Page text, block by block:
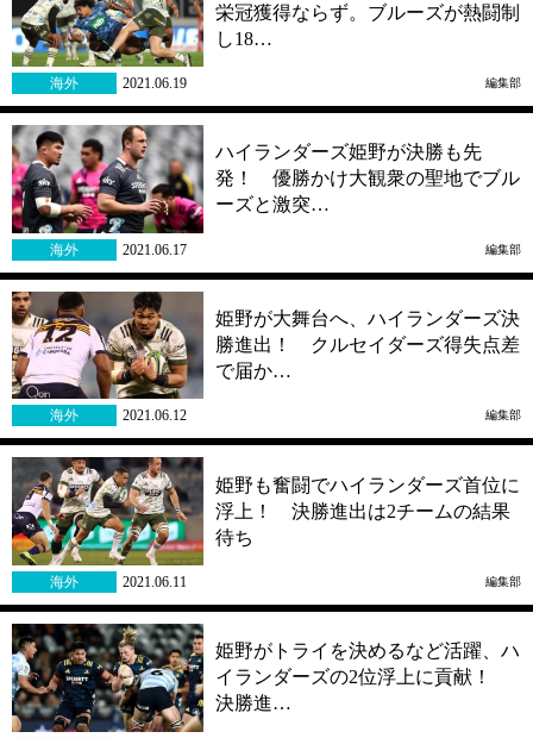
栄冠獲得ならず。ブルーズが熱闘制
し18…
海外 2021.06.19 編集部
ハイランダーズ姫野が決勝も先
発！ 優勝かけ大観衆の聖地でブル
ーズと激突…
海外 2021.06.17 編集部
姫野が大舞台へ、ハイランダーズ決
勝進出！ クルセイダーズ得失点差
で届か…
海外 2021.06.12 編集部
姫野も奮闘でハイランダーズ首位に
浮上！ 決勝進出は2チームの結果
待ち
海外 2021.06.11 編集部
姫野がトライを決めるなど活躍、ハ
イランダーズの2位浮上に貢献！
決勝進…